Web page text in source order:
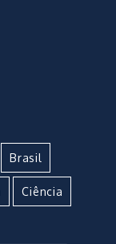
Brasil
Ciência